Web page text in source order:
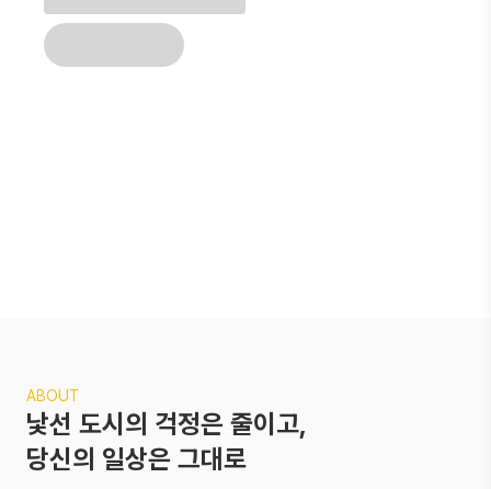
ABOUT
낯선 도시의 걱정은 줄이고,
당신의 일상은 그대로